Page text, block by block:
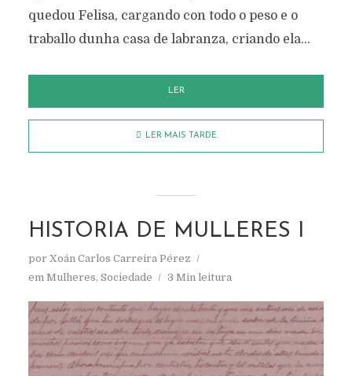
quedou Felisa, cargando con todo o peso e o
traballo dunha casa de labranza, criando ela...
LER
LER MAIS TARDE
HISTORIA DE MULLERES I
por Xoán Carlos Carreira Pérez
em Mulheres, Sociedade 3 Min leitura